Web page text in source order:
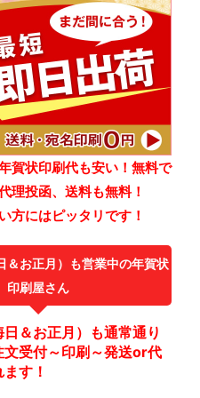
賀状印刷代も安い！無料で
理投函、送料も無料！
方にはピッタリです！
＆お正月）も営業中の年賀状
印刷屋さん
＆お正月）も通常通り
文受付～印刷～発送or代
す！